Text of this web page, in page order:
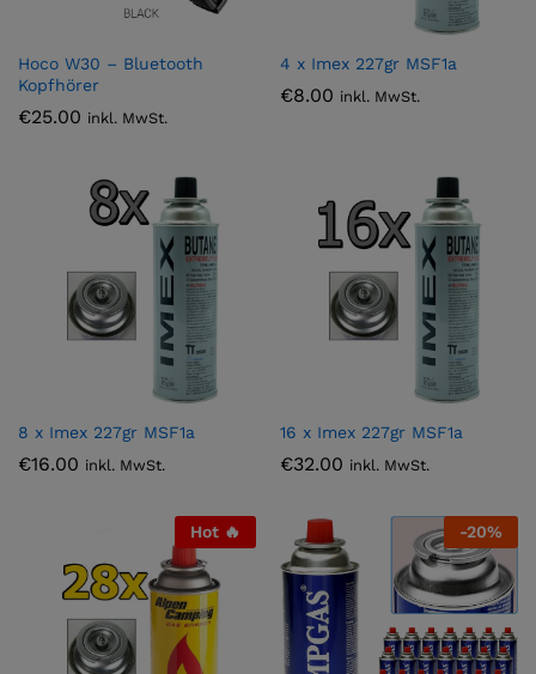
Hoco W30 – Bluetooth
Kopfhörer
€25.00 inkl. MwSt.
4 x Imex 227gr MSF1a
€8.00 inkl. MwSt.
8 x Imex 227gr MSF1a
€16.00 inkl. MwSt.
16 x Imex 227gr MSF1a
€32.00 inkl. MwSt.
Hot 🔥 -20%